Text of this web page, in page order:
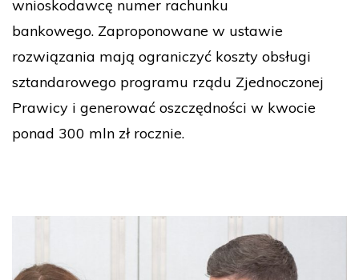
wnioskodawcę numer rachunku
bankowego. Zaproponowane w ustawie
rozwiązania mają ograniczyć koszty obsługi
sztandarowego programu rządu Zjednoczonej
Prawicy i generować oszczędności w kwocie
ponad 300 mln zł rocznie.